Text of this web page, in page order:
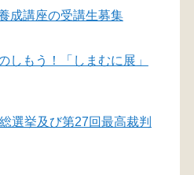
成講座の受講生募集
しもう！「しまむに展」
選挙及び第27回最高裁判